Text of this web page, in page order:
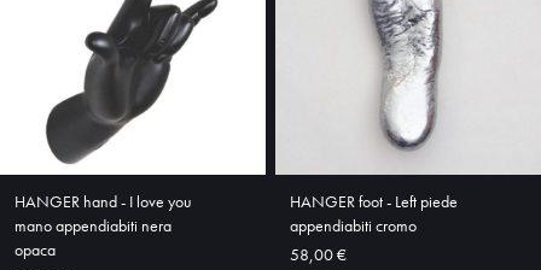
SHOP
HANGER hand - I love you
mano appendiabiti nera
opaca
HANGER foot - Left piede
appendiabiti cromo
58,00 €